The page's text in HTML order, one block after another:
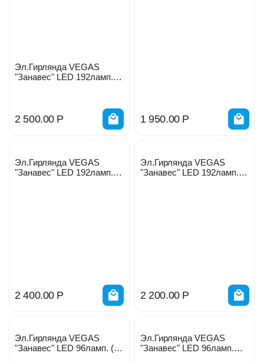
Эл.Гирлянда VEGAS
"Занавес" LED 192ламп.
2 500.00 Р 1 950.00 Р
Эл.Гирлянда VEGAS
"Занавес" LED 192ламп.
2 400.00 Р
Эл.Гирлянда VEGAS
"Занавес" LED 192ламп.
2 200.00 Р
Эл.Гирлянда VEGAS
"Занавес" LED 96ламп. (18
Эл.Гирлянда VEGAS
"Занавес" LED 96ламп.